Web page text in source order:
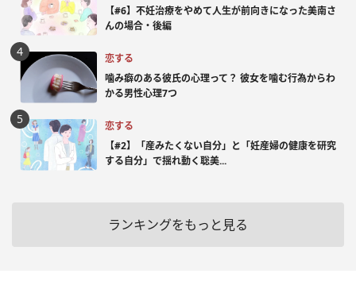
【#6】不妊治療をやめて人生が前向きになった美南さ
んの場合・後編
恋する
噛み癖のある彼氏の心理って？ 彼女を噛む行為からわ
かる男性心理7つ
恋する
【#2】「産みたくない自分」と「妊産婦の健康を研究
する自分」で揺れ動く聡美...
ランキングをもっと見る